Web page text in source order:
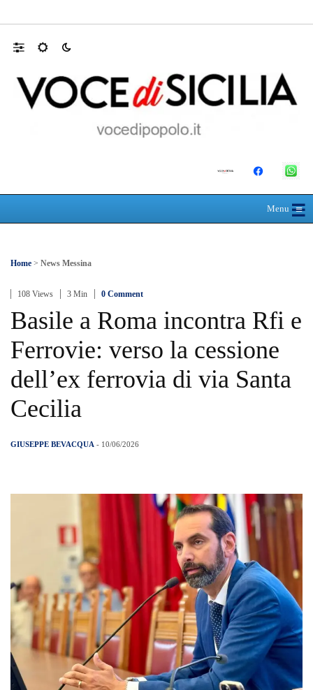
Menu≡
☰
Home > News Messina
108 Views 3 Min 0 Comment
Basile a Roma incontra Rfi e
Ferrovie: verso la cessione
dell’ex ferrovia di via Santa
Cecilia
GIUSEPPE BEVACQUA - 10/06/2026